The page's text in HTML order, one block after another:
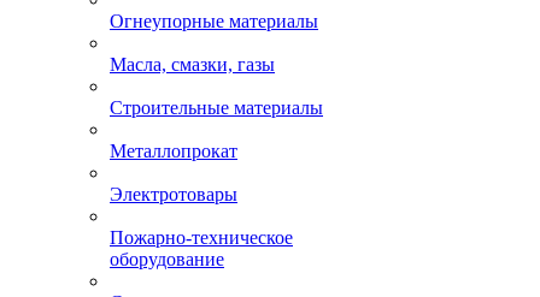
Огнеупорные материалы
Масла, смазки, газы
Строительные материалы
Металлопрокат
Электротовары
Пожарно-техническое
оборудование